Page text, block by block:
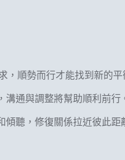
，順勢而行才能找到新的平
溝通與調整將幫助順利前行
傾聽，修復關係拉近彼此距